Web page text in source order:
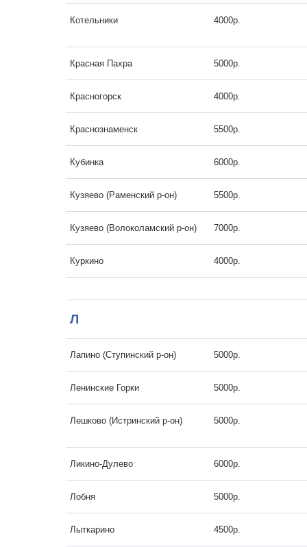
Котельники 4000р.
Красная Пахра 5000р.
Красногорск 4000р.
Краснознаменск 5500р.
Кубинка 6000р.
Кузяево (Раменский р-он) 5500р.
Кузяево (Волоколамский р-он) 7000р.
Куркино 4000р.
Л
Лапино (Ступинский р-он) 5000р.
Ленинские Горки 5000р.
Лешково (Истринский р-он) 5000р.
Ликино-Дулево 6000р.
Лобня 5000р.
Лыткарино 4500р.